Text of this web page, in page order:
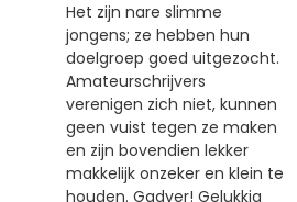
Het zijn nare slimme
jongens; ze hebben hun
doelgroep goed uitgezocht.
Amateurschrijvers
verenigen zich niet, kunnen
geen vuist tegen ze maken
en zijn bovendien lekker
makkelijk onzeker en klein te
houden. Gadver! Gelukkig